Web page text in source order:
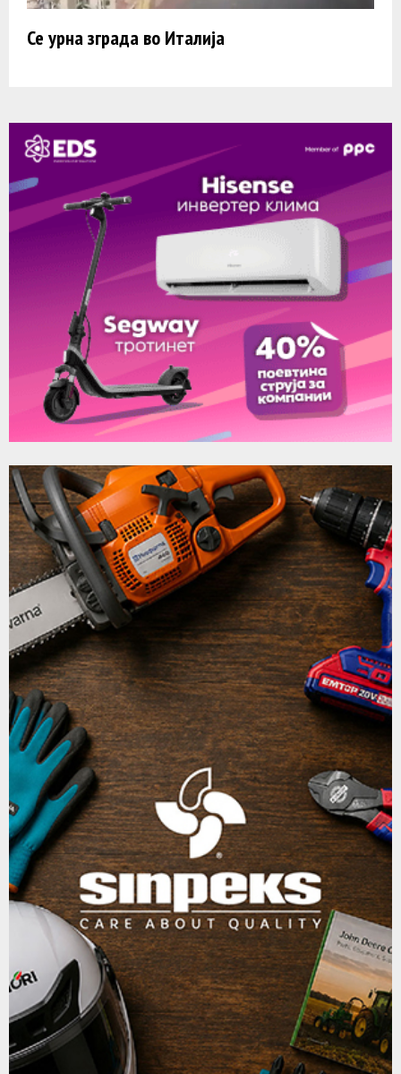
Се урна зграда во Италија